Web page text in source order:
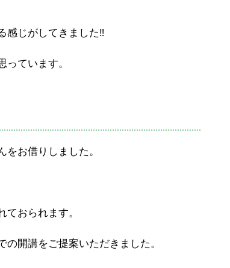
感じがしてきました‼︎
ています。
お借りしました。
おられます。
開講をご提案いただきました。